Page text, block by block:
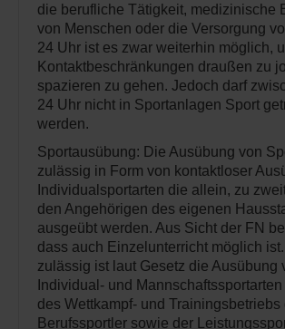
die berufliche Tätigkeit, medizinische
von Menschen oder die Versorgung
24 Uhr ist es zwar weiterhin möglich,
Kontaktbeschränkungen draußen zu
spazieren zu gehen. Jedoch darf
24 Uhr nicht in Sportanlagen Sport
werden.
Sportausübung: Die Ausübung von
zulässig in Form von kontaktloser
Individualsportarten die allein, zu
den Angehörigen des eigenen
ausgeübt werden. Aus Sicht der FN
dass auch Einzelunterricht möglich
zulässig ist laut Gesetz die Ausübung
Individual- und
des Wettkampf- und Trainingsbetriebs
Berufssportler sowie der